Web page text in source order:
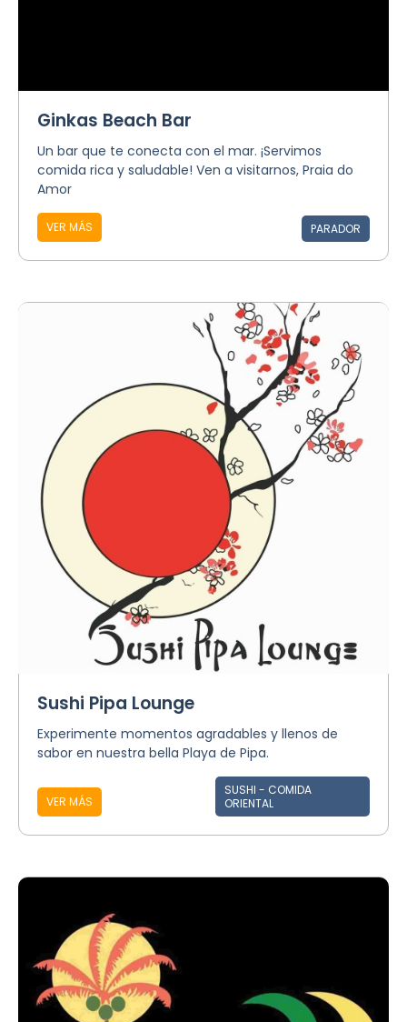
Ginkas Beach Bar
Un bar que te conecta con el mar. ¡Servimos
comida rica y saludable! Ven a visitarnos, Praia do
Amor
VER MÁS PARADOR
Sushi Pipa Lounge
Experimente momentos agradables y llenos de
sabor en nuestra bella Playa de Pipa.
VER MÁS
SUSHI - COMIDA
ORIENTAL